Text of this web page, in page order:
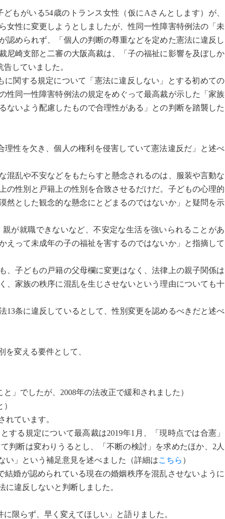
もがいる54歳のトランス女性（仮にAさんとします）が、
女性に変更しようとしましたが、性同一性障害特例法の「未
認められず、「個人の判断の尊重などを定めた憲法に違反し
尼崎支部と二審の大阪高裁は、「子の福祉に影響を及ぼしか
していました。
関する規定について「憲法に違反しない」とする初めての
性同一性障害特例法の規定をめぐって最高裁が示した「家族
いよう配慮したもので合理性がある」との判断を踏襲した
性を欠き、個人の権利を侵害していて憲法違反だ」と述べ
乱や不安などをもたらすと懸念されるのは、服装や言動な
の性別と戸籍上の性別を合致させるだけだ。子どもの心理的
然とした観念的な懸念にとどまるのではないか」と疑問を示
が就職できないなど、不安定な生活を強いられることがあ
えって未成年の子の福祉を害するのではないか」と指摘して
子どもの戸籍の父母欄に変更はなく、法律上の親子関係は
、家族の秩序に混乱を生じさせないという理由についても十
条に違反しているとして、性別変更を認めるべきだと述べ
変える要件として、
」でしたが、2008年の法改正で緩和されました）
れています。
る規定について最高裁は2019年1月、「現時点では合憲」
判断は変わりうるとし、「不断の検討」を求めたほか、2人
い」という補足意見を述べました（詳細はこちら ）
婚が認められている現在の婚姻秩序を混乱させないように
違反しないと判断しました。
限らず、早く変えてほしい」と語りました。